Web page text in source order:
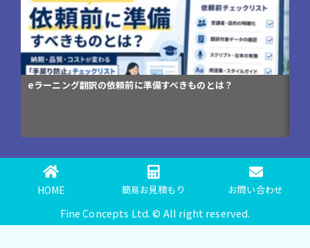
コンプライアンス研修資料の英訳が「伝わらない」3つの理由
HOME 簡易お見積もり お問い合わせ
Fine Concepts Ltd. © All right reserved.